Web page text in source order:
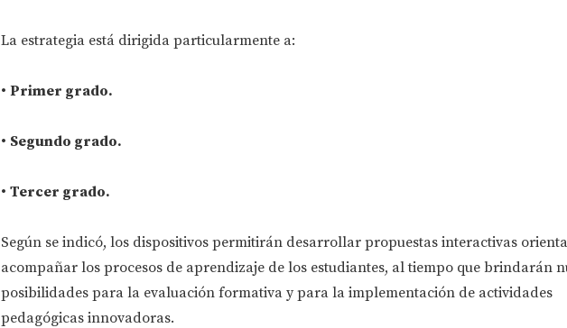
La estrategia está dirigida particularmente a:
• Primer grado.
• Segundo grado.
• Tercer grado.
Según se indicó, los dispositivos permitirán desarrollar propuestas interactivas
acompañar los procesos de aprendizaje de los estudiantes, al tiempo que brindarán
posibilidades para la evaluación formativa y para la implementación de actividades
pedagógicas innovadoras.